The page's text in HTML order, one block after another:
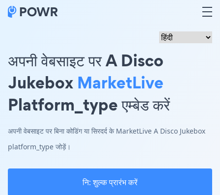
अपनी वेबसाइट पर A Disco
Jukebox MarketLive
Platform_type एम्बेड करें
अपनी वेबसाइट पर बिना कोडिंग या सिरदर्द के MarketLive A Disco Jukebox
platform_type जोड़ें।
नि: शुल्क प्रारंभ करें